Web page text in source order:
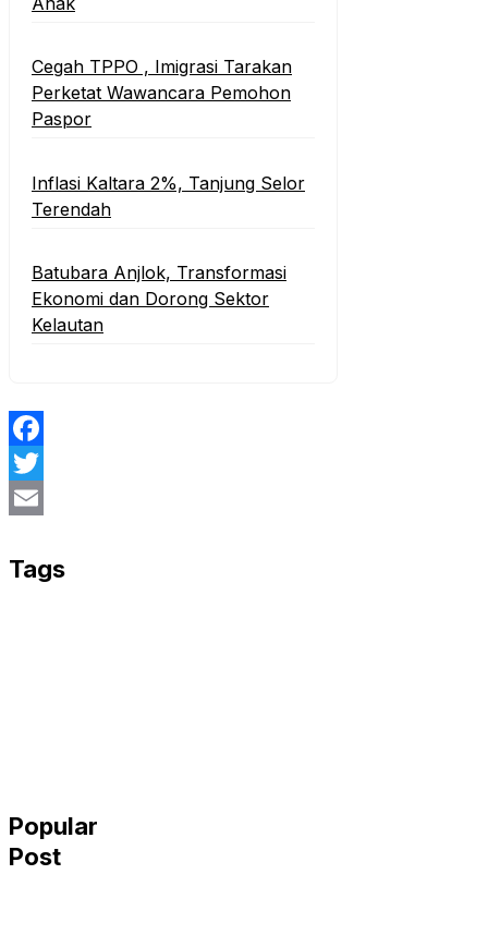
Cegah TPPO , Imigrasi Tarakan
Perketat Wawancara Pemohon
Paspor
Inflasi Kaltara 2%, Tanjung Selor
Terendah
Batubara Anjlok, Transformasi
Ekonomi dan Dorong Sektor
Kelautan
Facebook
Twitter
Tags
Popular
Post